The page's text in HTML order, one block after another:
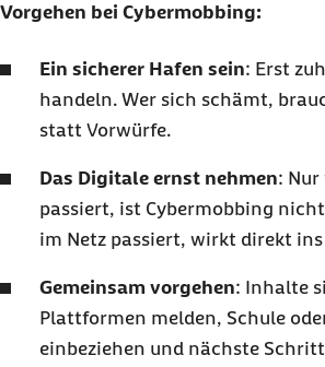
Vorgehen bei Cybermobbing:
Ein sicherer Hafen sein: Erst
handeln. Wer sich schämt,
statt Vorwürfe.
Das Digitale ernst nehmen:
passiert, ist Cybermobbing
im Netz passiert, wirkt direkt ins
Gemeinsam vorgehen: Inhalte
Plattformen melden, Schule
einbeziehen und nächste